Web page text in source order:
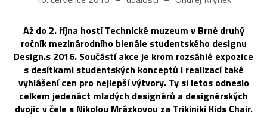
Až do 2. října hostí Technické muzeum v Brně druhý
ročník mezinárodního bienále studentského designu
Design.s 2016. Součástí akce je krom rozsáhlé expozice
s desítkami studentských konceptů i realizací také
vyhlášení cen pro nejlepší výtvory. Ty si letos odneslo
celkem jedenáct mladých designérů a designérských
dvojic v čele s Nikolou Mrázkovou za Trikiniki Kids Chair.